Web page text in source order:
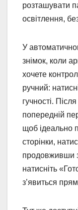
розташувати
освітлення,
У
знімок, коли
хочете
ручний:
гучності.
попередній
щоб ідеально
сторінки,
продовживши
натисніть
з’явиться